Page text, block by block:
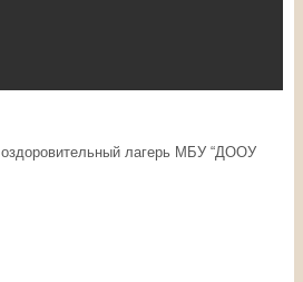
лагерь МБУ “ДООУ